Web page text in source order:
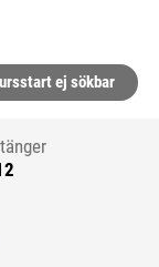
sida.)
ej sökbar